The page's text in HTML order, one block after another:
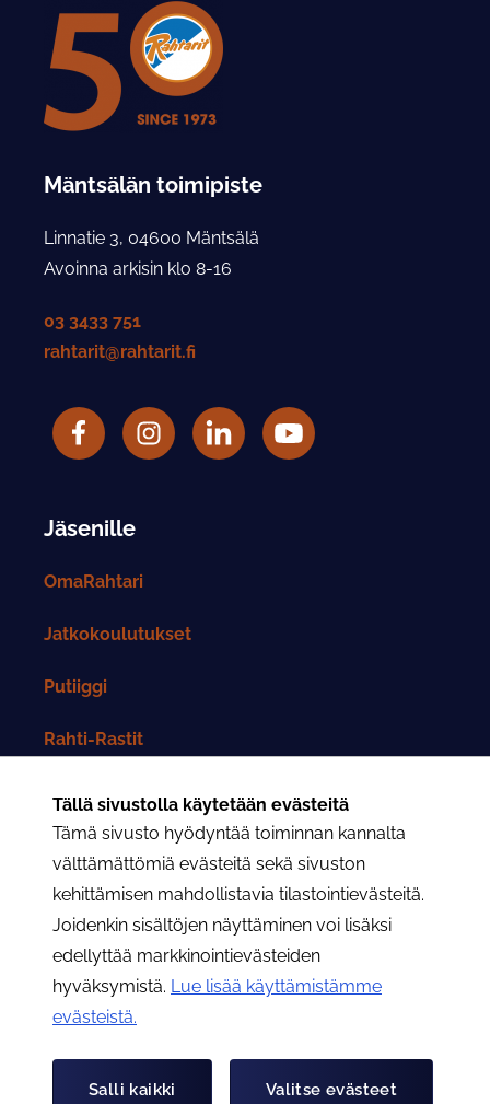
Tällä sivustolla käytetään evästeitä
Tämä sivusto hyödyntää toiminnan kannalta
välttämättömiä evästeitä sekä sivuston
kehittämisen mahdollistavia tilastointievästeitä.
Joidenkin sisältöjen näyttäminen voi lisäksi
edellyttää markkinointievästeiden
hyväksymistä. Lue lisää käyttämistämme
evästeistä.​​​​​​
Salli kaikki Valitse evästeet
Mäntsälän toimipiste
Linnatie 3, 04600 Mäntsälä
Avoinna arkisin klo 8-16
03 3433 751
rahtarit@rahtarit.fi
FacebookRahtarit ry Instagram-tili
LinkedIn Rahtarit ry YouTube-tili
Jäsenille
OmaRahtari
Jatkokoulutukset
Putiiggi
Rahti-Rastit
Rahtarit-lehti
Yhteystiedot
Rahtarit ry:n yhteystiedot
Osastojen yhteystiedot
Hae